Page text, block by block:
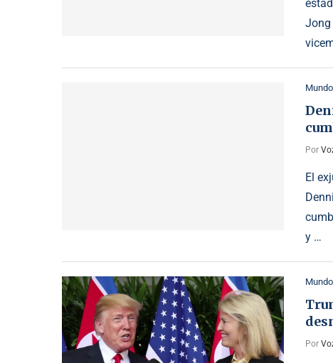
Jong
Mundo
Por
El
y …
Mundo
Por